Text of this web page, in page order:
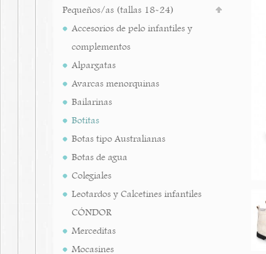
Pequeños/as (tallas 18-24)
Accesorios de pelo infantiles y
complementos
Alpargatas
Avarcas menorquinas
Bailarinas
Botitas
Botas tipo Australianas
Botas de agua
Colegiales
Leotardos y Calcetines infantiles
CÓNDOR
Merceditas
Mocasines